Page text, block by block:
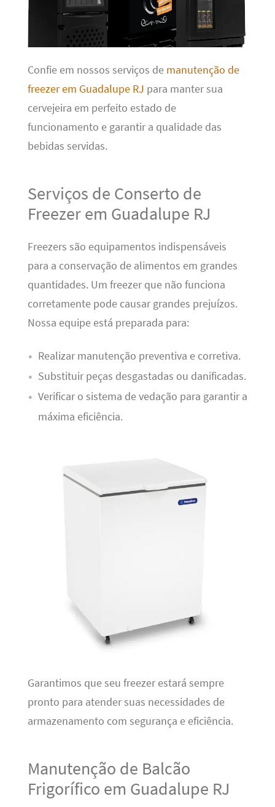
Confie em nossos serviços de manutenção de
freezer em Guadalupe RJ para manter sua
cervejeira em perfeito estado de
funcionamento e garantir a qualidade das
bebidas servidas.
Serviços de Conserto de
Freezer em Guadalupe RJ
Freezers são equipamentos indispensáveis
para a conservação de alimentos em grandes
quantidades. Um freezer que não funciona
corretamente pode causar grandes prejuízos.
Nossa equipe está preparada para:
Realizar manutenção preventiva e corretiva.
Substituir peças desgastadas ou danificadas.
Verificar o sistema de vedação para garantir a
máxima eficiência.
Garantimos que seu freezer estará sempre
pronto para atender suas necessidades de
armazenamento com segurança e eficiência.
Manutenção de Balcão
Frigorífico em Guadalupe RJ